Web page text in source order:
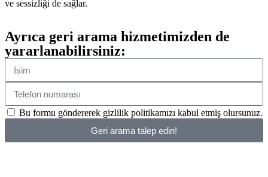
ve sessizliği de sağlar.
Ayrıca geri arama hizmetimizden de
yararlanabilirsiniz:
Bu formu göndererek gizlilik politikamızı kabul etmiş olursunuz.
Geri arama talep edin!